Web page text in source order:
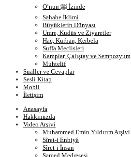
O’nun ﷺ İzinde
Sahabe İklimi
Büyüklerin Dünyası
Umre, Kudüs ve Ziyaretler
Hac, Kurban, Kerbela
Suffa Meclisleri
Kamplar, Çalıştay ve Sempozyum
Muhtelif
Sualler ve Cevaplar
Sesli Kitap
Mobil
İletişim
Anasayfa
Hakkımızda
Video Arşivi
Muhammed Emin Yıldırım Arşivi
Sîret-i Enbiyâ
Sîret-i İnsan
Samed Medresesi